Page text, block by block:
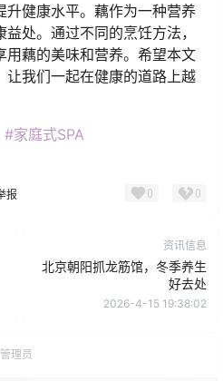
升健康水平。藕作为一种营养
处。通过不同的烹饪方法，
用藕的美味和营养。希望本文
让我们一起在健康的道路上越
#家庭式SPA
报 0 0
资讯信息
北京朝阳抓龙筋馆，冬季养生
好去处
2026-4-15 19:38:02
管理员